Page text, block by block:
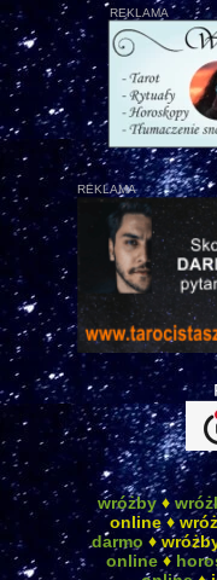
REKLAMA
REKLAMA
wróżby ♦
online ♦
darmo ♦
online♦